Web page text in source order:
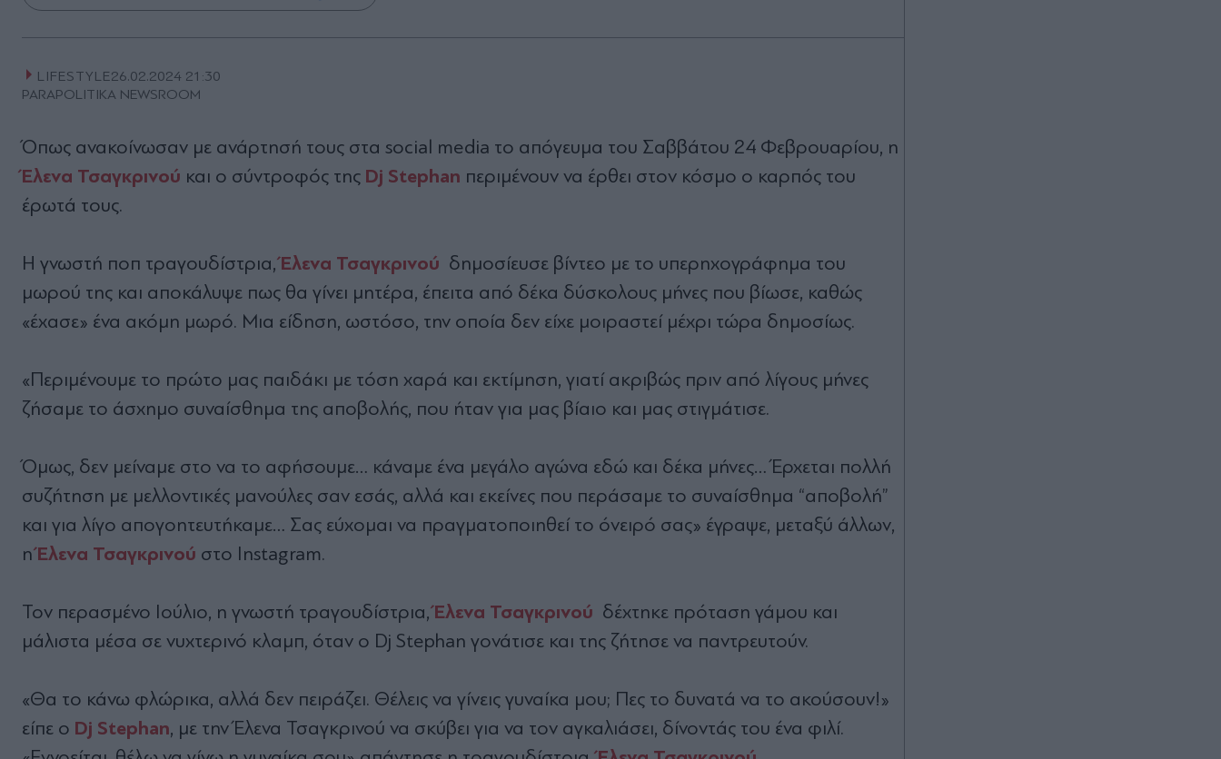
LIFESTYLE26.02.2024 21:30
PARAPOLITIKA NEWSROOM
Όπως ανακοίνωσαν με ανάρτησή τους στα social media το απόγευμα του Σαββάτου 24 Φεβρουαρίου, η
Έλενα Τσαγκρινού και ο σύντροφός της Dj Stephan περιμένουν να έρθει στον κόσμο ο καρπός του
έρωτά τους.
Η γνωστή ποπ τραγουδίστρια,Έλενα Τσαγκρινού δημοσίευσε βίντεο με το υπερηχογράφημα του
μωρού της και αποκάλυψε πως θα γίνει μητέρα, έπειτα από δέκα δύσκολους μήνες που βίωσε, καθώς
«έχασε» ένα ακόμη μωρό. Μια είδηση, ωστόσο, την οποία δεν είχε μοιραστεί μέχρι τώρα δημοσίως.
«Περιμένουμε το πρώτο μας παιδάκι με τόση χαρά και εκτίμηση, γιατί ακριβώς πριν από λίγους μήνες
ζήσαμε το άσχημο συναίσθημα της αποβολής, που ήταν για μας βίαιο και μας στιγμάτισε.
Όμως, δεν μείναμε στο να το αφήσουμε… κάναμε ένα μεγάλο αγώνα εδώ και δέκα μήνες… Έρχεται πολλή
συζήτηση με μελλοντικές μανούλες σαν εσάς, αλλά και εκείνες που περάσαμε το συναίσθημα “αποβολή”
και για λίγο απογοητευτήκαμε… Σας εύχομαι να πραγματοποιηθεί το όνειρό σας» έγραψε, μεταξύ άλλων,
ηΈλενα Τσαγκρινού στο Instagram.
Τον περασμένο Ιούλιο, η γνωστή τραγουδίστρια,Έλενα Τσαγκρινού δέχτηκε πρόταση γάμου και
μάλιστα μέσα σε νυχτερινό κλαμπ, όταν ο Dj Stephan γονάτισε και της ζήτησε να παντρευτούν.
«Θα το κάνω φλώρικα, αλλά δεν πειράζει. Θέλεις να γίνεις γυναίκα μου; Πες το δυνατά να το ακούσουν!»
είπε ο Dj Stephan, με την Έλενα Τσαγκρινού να σκύβει για να τον αγκαλιάσει, δίνοντάς του ένα φιλί.